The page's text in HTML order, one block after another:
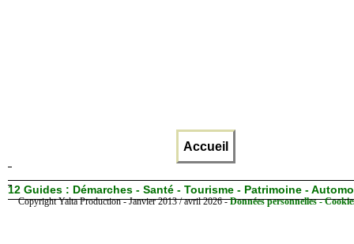
Accueil
12 Guides : Démarches - Santé - Tourisme - Patrimoine -
Copyright Yalta Production - Janvier 2013 / avril 2026 -Données personnelles -